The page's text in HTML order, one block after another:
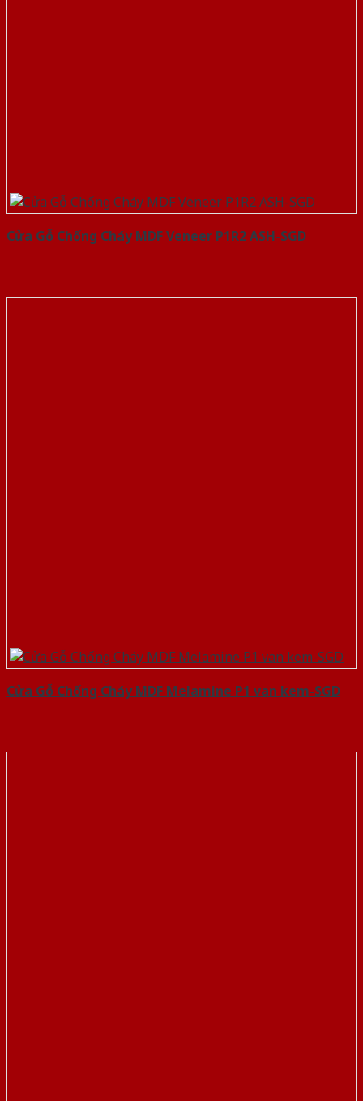
Cửa Gỗ Chống Cháy MDF Veneer P1R2 ASH-SGD
Cửa Gỗ Chống Cháy MDF Melamine P1 van kem-SGD